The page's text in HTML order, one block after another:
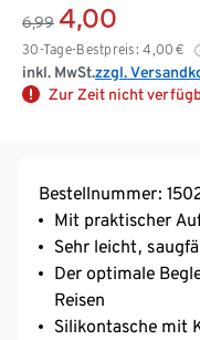
6,99 4,00
30-Tage-Bestpreis: 4,00 €
inkl. MwSt.zzgl.
Zur Zeit nicht
Bestellnummer:
Mit praktischer
Sehr leicht,
Der optimale
Reisen
Silikontasche mit